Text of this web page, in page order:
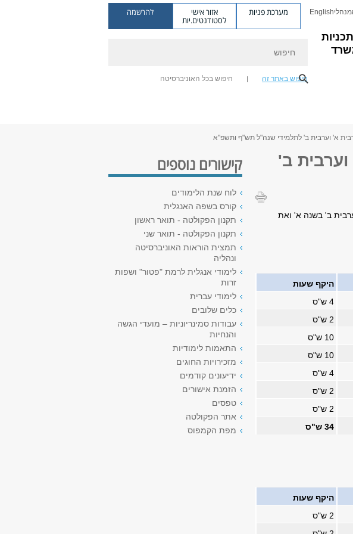
English מערכת פניות אזור אישי
לסטודנטים.יות
להרשמה
חיפוש באתר זה חיפוש בכל האוניברסיטה
א' וערבית ב' לתלמידי שנה"ל תש"ף ותשפ"א
ב'
ב' בשנה א' ואת
היקף שעות
4 ש"ס
2 ש"ס
10 ש"ס
10 ש"ס
4 ש"ס
2 ש"ס
2 ש"ס
34 ש"ס
היקף שעות
2 ש"ס
קישורים נוספים
לוח שנת הלימודים
קורס בשפה האנגלית
תקנון הפקולטה - תואר ראשון
תקנון הפקולטה - תואר שני
תמצית הוראות האוניברסיטה
ונהליה
לימודי אנגלית לרמת "פטור" ושפות
זרות
לימודי עברית
כלים שלובים
עבודות סמינריוניות – מועדי הגשה
והנחיות
התאמות לימודיות
מזכירויות החוגים
ידיעונים קודמים
הזמנת אישורים
טפסים
אתר הפקולטה
מפת הקמפוס